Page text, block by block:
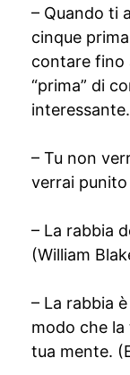
– Quando ti
cinque
contare fino
“prima” di
– Tu non
verrai
– La rabbia
(William
– La rabbia
modo che la
tua mente.